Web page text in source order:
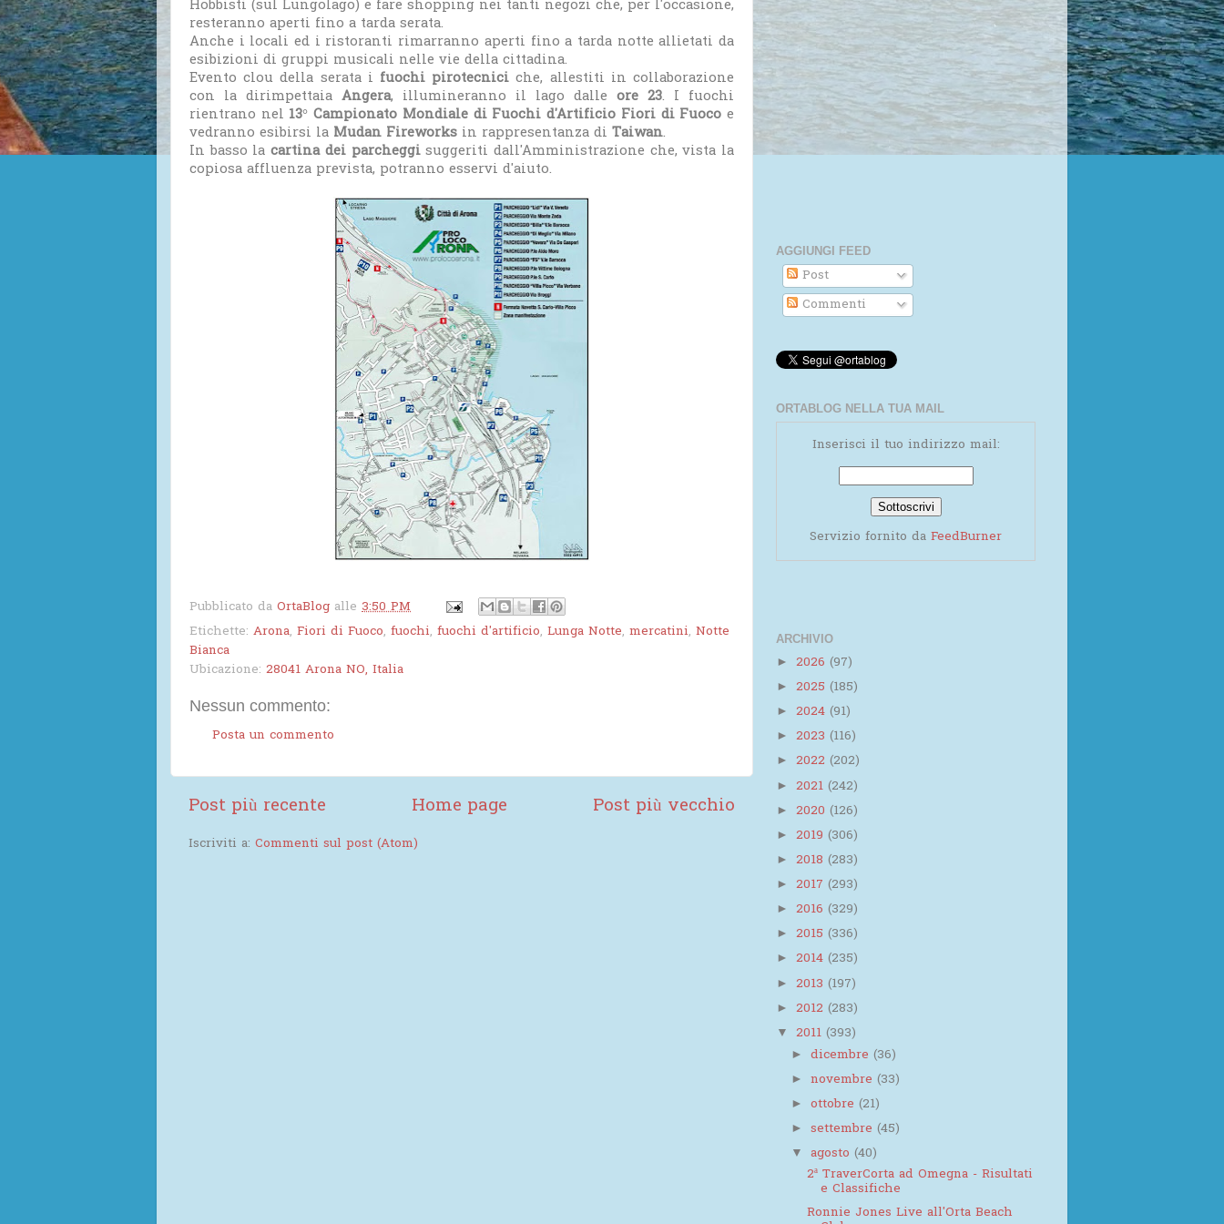
Hobbisti (sul Lungolago) e fare shopping nei tanti negozi che, per l'occasione,
resteranno aperti fino a tarda serata.
Anche i locali ed i ristoranti rimarranno aperti fino a tarda notte allietati da
esibizioni di gruppi musicali nelle vie della cittadina.
Evento clou della serata i fuochi pirotecnici che, allestiti in collaborazione
con la dirimpettaia Angera, illumineranno il lago dalle ore 23. I fuochi
rientrano nel 13° Campionato Mondiale di Fuochi d'Artificio Fiori di Fuoco e
vedranno esibirsi la Mudan Fireworks in rappresentanza di Taiwan.
In basso lacartina dei parcheggisuggeriti dall'Amministrazione che, vista la
copiosa affluenza prevista, potranno esservi d'aiuto.
Pubblicato da OrtaBlog alle 3:50 PM
Etichette: Arona, Fiori di Fuoco, fuochi, fuochi d'artificio, Lunga Notte, mercatini, Notte
Bianca
Ubicazione: 28041 Arona NO, Italia
Nessun commento:
Posta un commento
Post più recente Post più vecchio
Home page
Iscriviti a: Commenti sul post (Atom)
AGGIUNGI FEED
Post
Commenti
ORTABLOG NELLA TUA MAIL
Inserisci il tuo indirizzo mail:
Servizio fornito da FeedBurner
ARCHIVIO
► 2026 (97)
► 2025 (185)
► 2024 (91)
► 2023 (116)
► 2022 (202)
► 2021 (242)
► 2020 (126)
► 2019 (306)
► 2018 (283)
► 2017 (293)
► 2016 (329)
► 2015 (336)
► 2014 (235)
► 2013 (197)
► 2012 (283)
▼ 2011 (393)
►dicembre(36)
►novembre(33)
►ottobre(21)
►settembre(45)
▼agosto(40)
2ª TraverCorta ad Omegna - Risultati
e Classifiche
Ronnie Jones Live all'Orta Beach